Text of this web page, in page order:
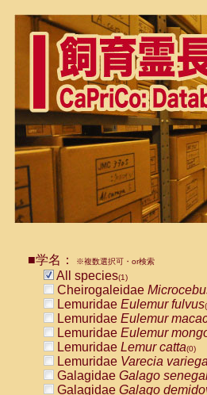
■学名： ※複数選択可・or検索
All species(1)
Cheirogaleidae
Lemuridae Eulemur fulvus
Lemuridae Eulemur
Lemuridae Eulemur
Lemuridae Lemur catta(0)
Lemuridae Varecia
Galagidae Galago
Galagidae Galago